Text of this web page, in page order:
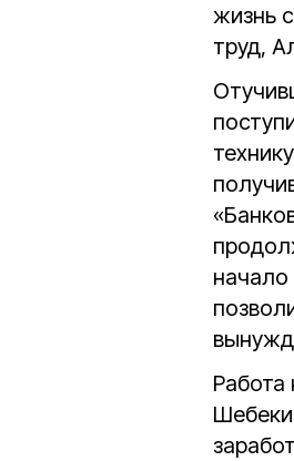
жизнь
труд,
Работа